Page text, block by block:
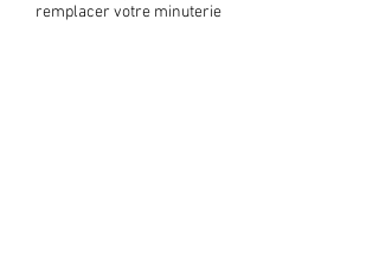
remplacer votre minuterie